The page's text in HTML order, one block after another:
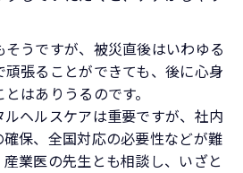
うですが、被災直後はいわゆる
頑張ることができても、後に心身
はありうるのです。
ヘルスケアは重要ですが、社内
保、全国対応の必要性などが難
業医の先生とも相談し、いざと